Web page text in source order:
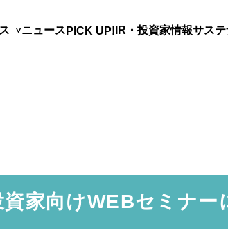
ニュース PICK UP! IR・投資家情報サス
家向けWEBセミナー